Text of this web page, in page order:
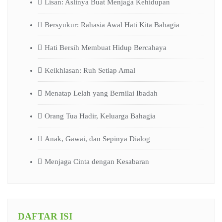
Lisan: Aslinya Buat Menjaga Kehidupan
Bersyukur: Rahasia Awal Hati Kita Bahagia
Hati Bersih Membuat Hidup Bercahaya
Keikhlasan: Ruh Setiap Amal
Menatap Lelah yang Bernilai Ibadah
Orang Tua Hadir, Keluarga Bahagia
Anak, Gawai, dan Sepinya Dialog
Menjaga Cinta dengan Kesabaran
DAFTAR ISI